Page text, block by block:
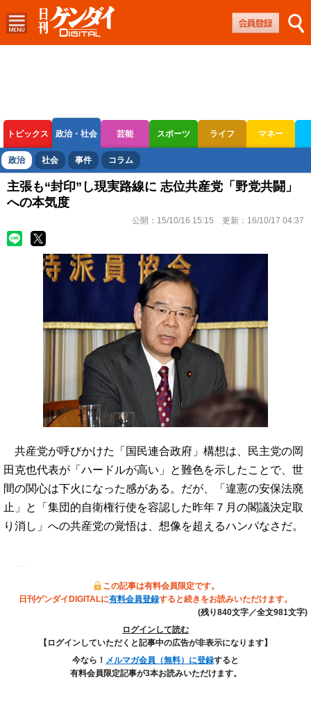
トピックス 政治・社会 芸能 スポーツ ライフ マネー
ボートレース 競輪 オートレース
政治 社会 事件 コラム
主張も“封印”し現実路線に 志位共産党「野党共闘」
への本気度
公開： 15/10/16 15:15 更新： 16/10/17 04:37
共産党が呼びかけた「国民連合政府」構想は、民主党の岡
田克也代表が「ハードルが高い」と難色を示したことで、世
間の関心は下火になった感がある。だが、「違憲の安保法廃
止」と「集団的自衛権行使を容認した昨年７月の閣議決定取
り消し」への共産党の覚悟は、想像を超えるハンパなさだ。
この記事は有料会員限定です。
日刊ゲンダイDIGITALに有料会員登録すると続きをお読みいただけます。
(残り840文字／全文981文字)
ログインして読む
【ログインしていただくと記事中の広告が非表示になります】
今なら！ メルマガ会員（無料）に登録すると
有料会員限定記事が3本お読みいただけます。